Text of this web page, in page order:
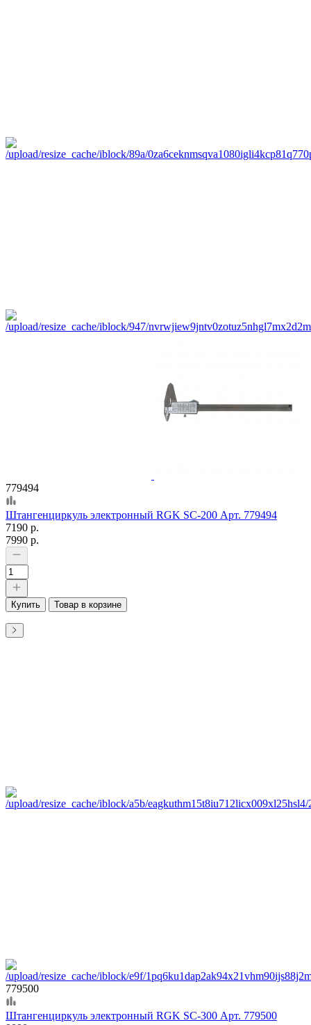
779494
Штангенциркуль электронный RGK SC-200 Арт. 779494
7190 р.
7990 р.
Купить Товар в корзине
779500
Штангенциркуль электронный RGK SC-300 Арт. 779500